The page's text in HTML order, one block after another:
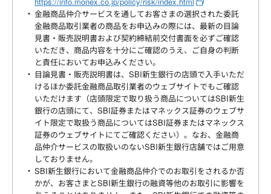
金融商品仲介サービスを通してお客さまの選択された委託
金融商品取引業者の商品をお申込みの際には、最新の目論
見書・販売説明書および契約締結前交付書面を必ずご確認
いただき、商品内容を十分にご確認のうえ、ご自身の判断
と責任においてお申込みください。
目論見書・販売説明書は、SBI新生銀行の店頭で入手いただ
けるほか委託金融商品取引業者のウェブサイトでもご確認
いただけます（店頭限定で取り扱う商品についてはSBI新生
銀行の店頭にて、SBI証券またはマネックス証券のウェブサ
イト限定で取扱う商品についてはSBI証券またはマネックス
証券のウェブサイトにてご確認ください）。なお、金融商
品仲介サービスの取扱いのないSBI新生銀行店舗ではご用意
しておりません。
SBI新生銀行において金融商品仲介でのお取引をされるか否
かが、お客さまとSBI新生銀行の融資等他のお取引に影響を